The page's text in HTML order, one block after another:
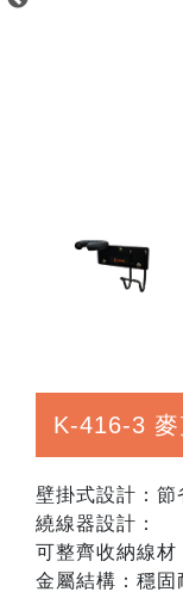
K-416-3 麥
壁掛式設計：節
繞線器設計：
可整齊收納線材
金屬結構：穩固